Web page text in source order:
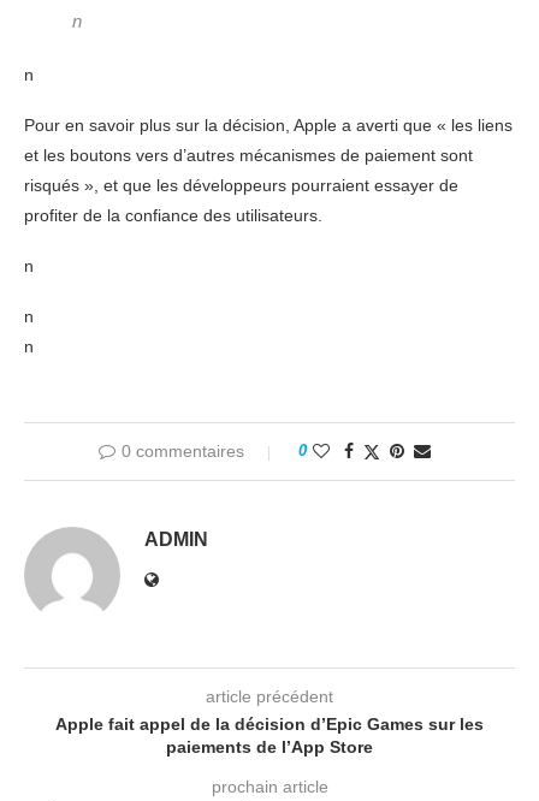
n
n
Pour en savoir plus sur la décision, Apple a averti que « les liens
et les boutons vers d’autres mécanismes de paiement sont
risqués », et que les développeurs pourraient essayer de
profiter de la confiance des utilisateurs.
n
n
n
0 commentaires 0
ADMIN
article précédent
Apple fait appel de la décision d’Epic Games sur les
paiements de l’App Store
prochain article